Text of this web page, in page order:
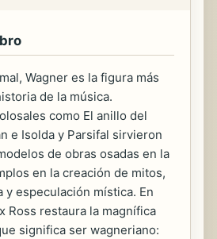
Wagner es la figura más
de la música.
como El anillo del
e Isolda y Parsifal sirvieron
de obras osadas en la
en la creación de mitos,
y especulación mística. En
Ross restaura la magnífica
significa ser wagneriano: